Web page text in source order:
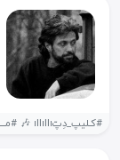
#‌کـلیپ_د‌ِپّıllıllı 🎶 #مــــوزیکـ♬◁❚❚▷ 🎶 #دلــــنوشتهـ٨ـﮩـ۸ـﮩ 🎶 #لاتــے彡